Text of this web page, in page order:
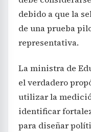
debido a que la
de una prueba
representativa.
La ministra de
el verdadero
utilizar la
identificar
para diseñar